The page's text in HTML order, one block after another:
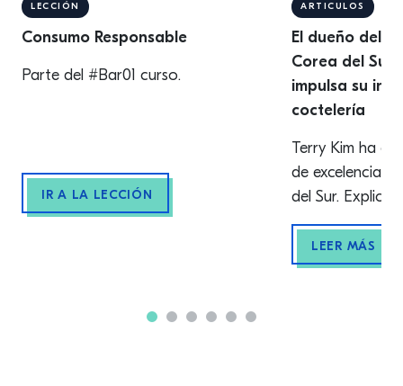
LECCIÓN
Consumo Responsable
Parte del #Bar01 curso.
IR A LA LECCIÓN
ARTICULOS
El dueño del
Corea del Sur
impulsa su
coctelería
Terry Kim ha
de excelencia
del Sur. Explica
puede inspirar
futuras a
local sigue
LEER MÁS